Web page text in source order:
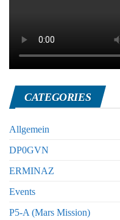
CATEGORIES
Allgemein
DP0GVN
ERMINAZ
Events
P5-A (Mars Mission)